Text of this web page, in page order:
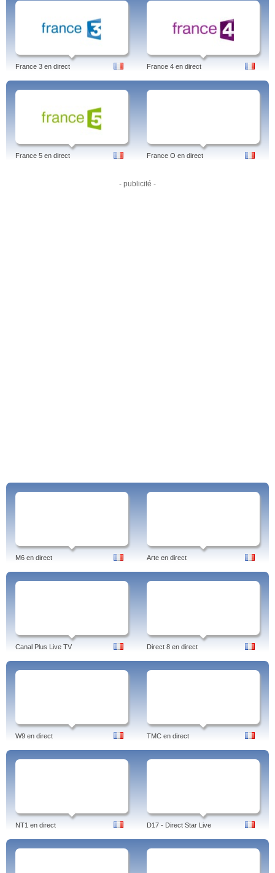
France 3 en direct France 4 en direct
France 5 en direct France O en direct
- publicité -
M6 en direct Arte en direct
Canal Plus Live TV Direct 8 en direct
W9 en direct TMC en direct
NT1 en direct D17 - Direct Star Live